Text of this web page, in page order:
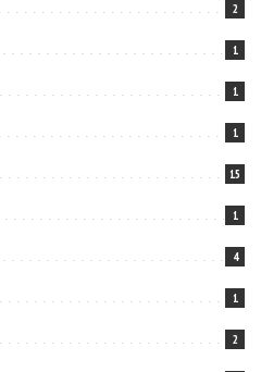
2
1
1
1
15
1
4
1
2